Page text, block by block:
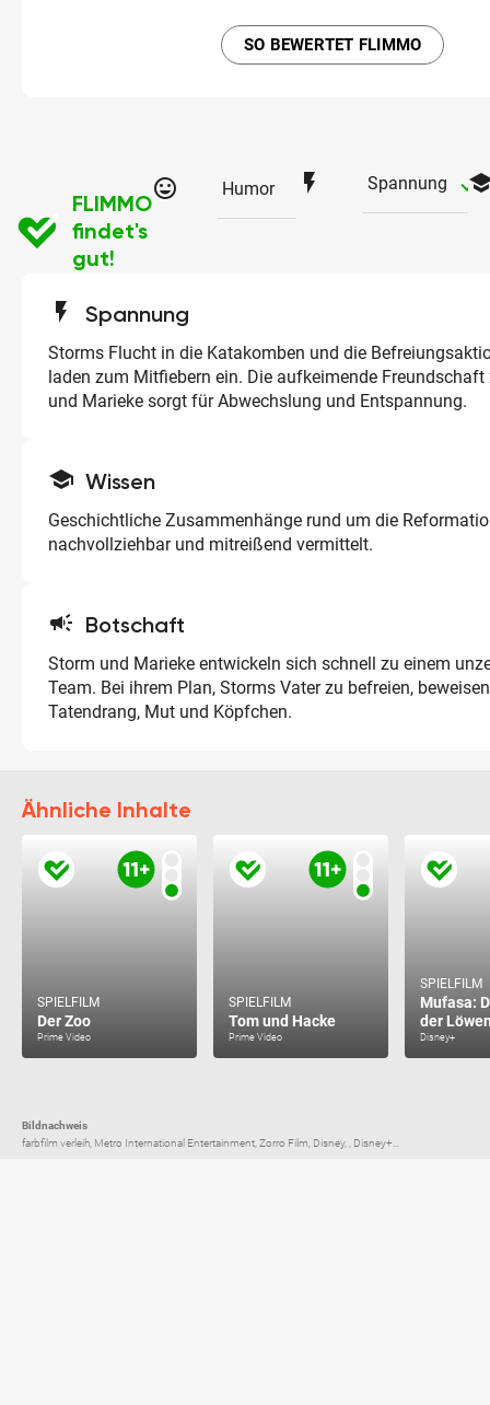
SO BEWERTET FLIMMO
FLIMMO
findet's
gut!
tag_faces Humor flash_on Spannung
flash_on Spannung
Storms Flucht in die Katakomben und die
laden zum Mitfiebern ein. Die aufkeimende
und Marieke sorgt für Abwechslung und Entspannung.
school Wissen
Geschichtliche Zusammenhänge rund um die
nachvollziehbar und mitreißend vermittelt.
campaign Botschaft
Storm und Marieke entwickeln sich schnell zu einem
Team. Bei ihrem Plan, Storms Vater zu befreien,
Tatendrang, Mut und Köpfchen.
Ähnliche Inhalte
SPIELFILM
Der Zoo
Prime Video
SPIELFILM
Tom und Hacke
Prime Video
SPIELFILM
Mufasa:
der
Disney+
Bildnachweis
farbfilm verleih, Metro International Entertainment, Zorro Film, Disney, , Disney+...